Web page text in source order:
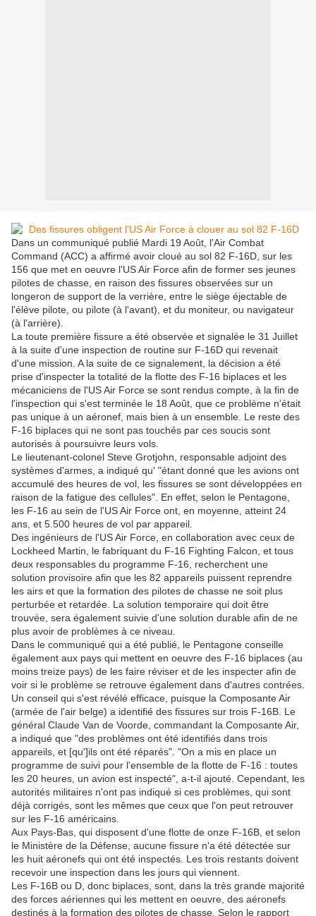
Dans un communiqué publié Mardi 19 Août, l'Air Combat
Command (ACC) a affirmé avoir cloué au sol 82 F-16D, sur les
156 que met en oeuvre l'US Air Force afin de former ses jeunes
pilotes de chasse, en raison des fissures observées sur un
longeron de support de la verrière, entre le siège éjectable de
l'élève pilote, ou pilote (à l'avant), et du moniteur, ou navigateur
(à l'arrière).
La toute première fissure a été observée et signalée le 31 Juillet
à la suite d'une inspection de routine sur F-16D qui revenait
d'une mission. A la suite de ce signalement, la décision a été
prise d'inspecter la totalité de la flotte des F-16 biplaces et les
mécaniciens de l'US Air Force se sont rendus compte, à la fin de
l'inspection qui s'est terminée le 18 Août, que ce problème n'était
pas unique à un aéronef, mais bien à un ensemble. Le reste des
F-16 biplaces qui ne sont pas touchés par ces soucis sont
autorisés à poursuivre leurs vols.
Le lieutenant-colonel Steve Grotjohn, responsable adjoint des
systèmes d'armes, a indiqué qu' "étant donné que les avions ont
accumulé des heures de vol, les fissures se sont développées en
raison de la fatigue des cellules". En effet, selon le Pentagone,
les F-16 au sein de l'US Air Force ont, en moyenne, atteint 24
ans, et 5.500 heures de vol par appareil.
Des ingénieurs de l'US Air Force, en collaboration avec ceux de
Lockheed Martin, le fabriquant du F-16 Fighting Falcon, et tous
deux responsables du programme F-16, recherchent une
solution provisoire afin que les 82 appareils puissent reprendre
les airs et que la formation des pilotes de chasse ne soit plus
perturbée et retardée. La solution temporaire qui doit être
trouvée, sera également suivie d'une solution durable afin de ne
plus avoir de problèmes à ce niveau.
Dans le communiqué qui a été publié, le Pentagone conseille
également aux pays qui mettent en oeuvre des F-16 biplaces (au
moins treize pays) de les faire réviser et de les inspecter afin de
voir si le problème se retrouve également dans d'autres contrées.
Un conseil qui s'est révélé efficace, puisque la Composante Air
(armée de l'air belge) a identifié des fissures sur trois F-16B. Le
général Claude Van de Voorde, commandant la Composante Air,
a indiqué que "des problèmes ont été identifiés dans trois
appareils, et [qu']ils ont été réparés". "On a mis en place un
programme de suivi pour l'ensemble de la flotte de F-16 : toutes
les 20 heures, un avion est inspecté", a-t-il ajouté. Cependant, les
autorités militaires n'ont pas indiqué si ces problèmes, qui sont
déjà corrigés, sont les mêmes que ceux que l'on peut retrouver
sur les F-16 américains.
Aux Pays-Bas, qui disposent d'une flotte de onze F-16B, et selon
le Ministère de la Défense, aucune fissure n'a été détectée sur
les huit aéronefs qui ont été inspectés. Les trois restants doivent
recevoir une inspection dans les jours qui viennent.
Les F-16B ou D, donc biplaces, sont, dans la très grande majorité
des forces aériennes qui les mettent en oeuvre, des aéronefs
destinés à la formation des pilotes de chasse. Selon le rapport